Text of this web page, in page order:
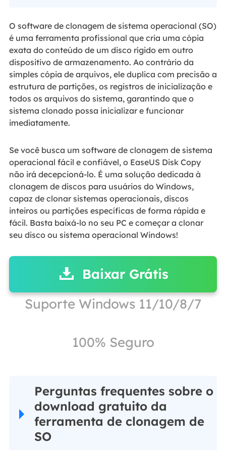
O software de clonagem de sistema operacional (SO)
é uma ferramenta profissional que cria uma cópia
exata do conteúdo de um disco rígido em outro
dispositivo de armazenamento. Ao contrário da
simples cópia de arquivos, ele duplica com precisão a
estrutura de partições, os registros de inicialização e
todos os arquivos do sistema, garantindo que o
sistema clonado possa inicializar e funcionar
imediatamente.
Se você busca um software de clonagem de sistema
operacional fácil e confiável, o EaseUS Disk Copy
não irá decepcioná-lo. É uma solução dedicada à
clonagem de discos para usuários do Windows,
capaz de clonar sistemas operacionais, discos
inteiros ou partições específicas de forma rápida e
fácil. Basta baixá-lo no seu PC e começar a clonar
seu disco ou sistema operacional Windows!
Baixar Grátis
Suporte Windows 11/10/8/7
100% Seguro
Perguntas frequentes sobre o
download gratuito da
ferramenta de clonagem de
SO